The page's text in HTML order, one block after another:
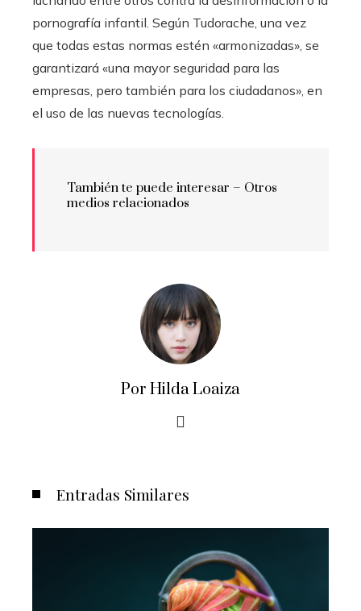
pornografía infantil. Según Tudorache, una vez
que todas estas normas estén «armonizadas», se
garantizará «una mayor seguridad para las
empresas, pero también para los ciudadanos», en
el uso de las nuevas tecnologías.
También te puede interesar – Otros
medios relacionados
Por Hilda Loaiza
Entradas Similares